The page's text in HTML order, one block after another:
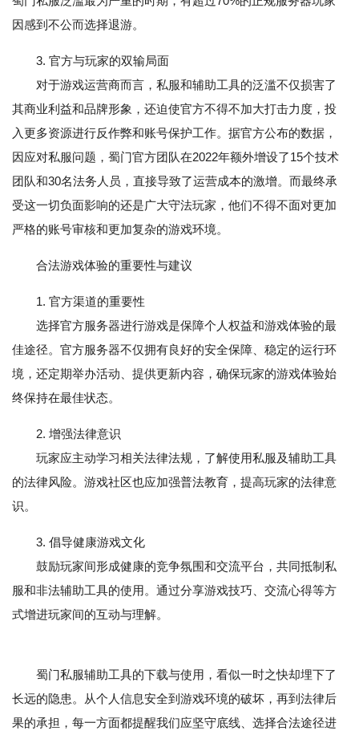
因感到不公而选择退游。
3. 官方与玩家的双输局面
对于游戏运营商而言，私服和辅助工具的泛滥不仅损害了
其商业利益和品牌形象，还迫使官方不得不加大打击力度，投
入更多资源进行反作弊和账号保护工作。据官方公布的数据，
因应对私服问题，蜀门官方团队在2022年额外增设了15个技术
团队和30名法务人员，直接导致了运营成本的激增。而最终承
受这一切负面影响的还是广大守法玩家，他们不得不面对更加
严格的账号审核和更加复杂的游戏环境。
合法游戏体验的重要性与建议
1. 官方渠道的重要性
选择官方服务器进行游戏是保障个人权益和游戏体验的最
佳途径。官方服务器不仅拥有良好的安全保障、稳定的运行环
境，还定期举办活动、提供更新内容，确保玩家的游戏体验始
终保持在最佳状态。
2. 增强法律意识
玩家应主动学习相关法律法规，了解使用私服及辅助工具
的法律风险。游戏社区也应加强普法教育，提高玩家的法律意
识。
3. 倡导健康游戏文化
鼓励玩家间形成健康的竞争氛围和交流平台，共同抵制私
服和非法辅助工具的使用。通过分享游戏技巧、交流心得等方
式增进玩家间的互动与理解。
蜀门私服辅助工具的下载与使用，看似一时之快却埋下了
长远的隐患。从个人信息安全到游戏环境的破坏，再到法律后
果的承担，每一方面都提醒我们应坚守底线、选择合法途径进